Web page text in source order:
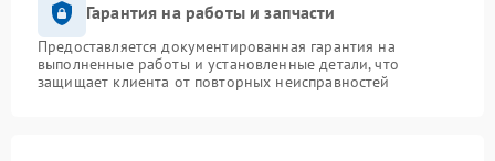
Гарантия на работы и запчасти
Предоставляется документированная гарантия на
выполненные работы и установленные детали, что
защищает клиента от повторных неисправностей